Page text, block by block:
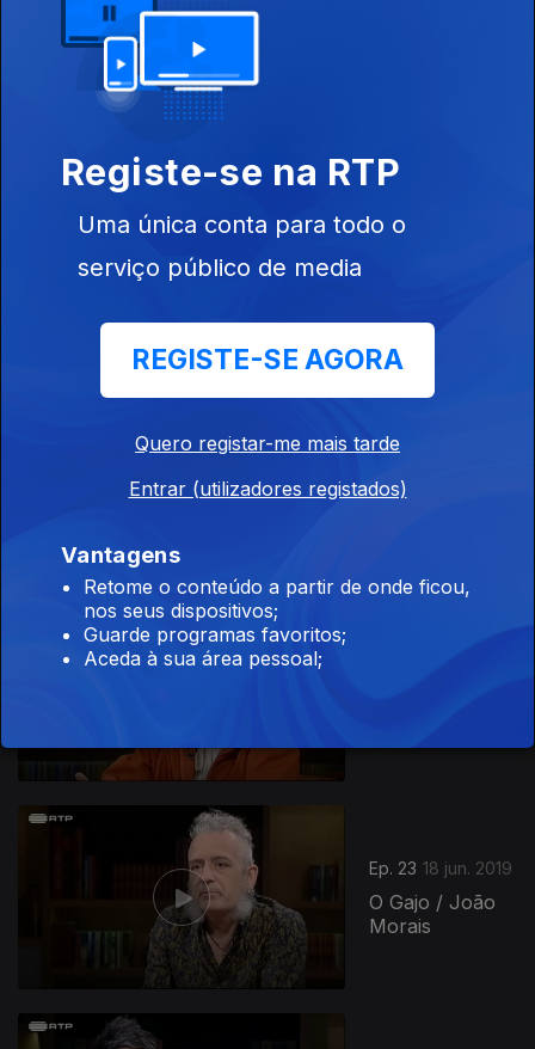
Ep. 25
Carlos
Ep. 23 18 jun. 2019
O Gajo / João
Morais
Registe-se na RTP
Uma única conta para todo o
serviço público de media
REGISTE-SE AGORA
Quero registar-me mais tarde
Entrar (utilizadores registados)
Vantagens
Retome o conteúdo a partir de onde ficou,
nos seus dispositivos;
Guarde programas favoritos;
Aceda à sua área pessoal;